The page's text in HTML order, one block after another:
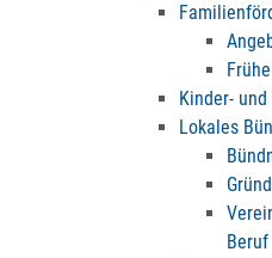
Kinder-
Lokales
Beruf